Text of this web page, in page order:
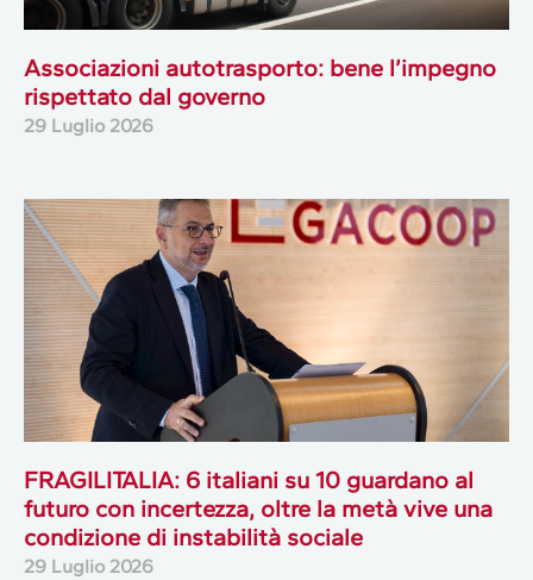
Associazioni autotrasporto: bene l’impegno
rispettato dal governo
29 Luglio 2026
FRAGILITALIA: 6 italiani su 10 guardano al
futuro con incertezza, oltre la metà vive una
condizione di instabilità sociale
29 Luglio 2026